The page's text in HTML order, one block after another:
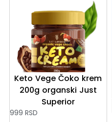
Keto Vege Čoko krem
200g organski Just
Superior
999 RSD